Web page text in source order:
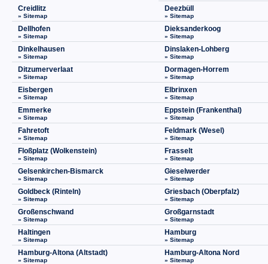
Creidlitz
» Sitemap
Deezbüll
» Sitemap
Dellhofen
» Sitemap
Dieksanderkoog
» Sitemap
Dinkelhausen
» Sitemap
Dinslaken-Lohberg
» Sitemap
Ditzumerverlaat
» Sitemap
Dormagen-Horrem
» Sitemap
Eisbergen
» Sitemap
Elbrinxen
» Sitemap
Emmerke
» Sitemap
Eppstein (Frankenthal)
» Sitemap
Fahretoft
» Sitemap
Feldmark (Wesel)
» Sitemap
Floßplatz (Wolkenstein)
» Sitemap
Frasselt
» Sitemap
Gelsenkirchen-Bismarck
» Sitemap
Gieselwerder
» Sitemap
Goldbeck (Rinteln)
» Sitemap
Griesbach (Oberpfalz)
» Sitemap
Großenschwand
» Sitemap
Großgarnstadt
» Sitemap
Haltingen
» Sitemap
Hamburg
» Sitemap
Hamburg-Altona (Altstadt)
» Sitemap
Hamburg-Altona Nord
» Sitemap